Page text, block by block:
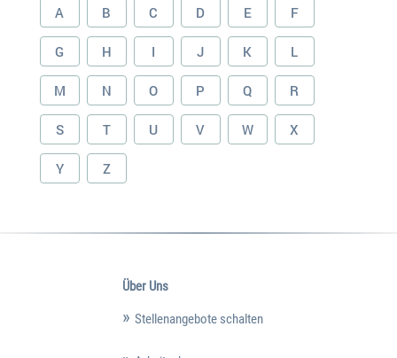
A B C D E F
G H I J K L
M N O P Q R
S T U V W X
Y Z
Über Uns
Stellenangebote schalten